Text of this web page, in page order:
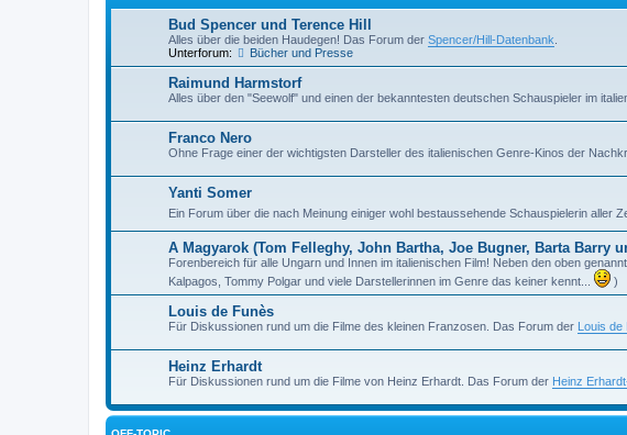
Bud Spencer und Terence Hill
Alles über die beiden Haudegen! Das Forum der Spencer/Hill-Datenbank
Unterforum:
Bücher und Presse
Raimund Harmstorf
Alles über den "Seewolf" und einen der bekanntesten deutschen Schauspieler im
Franco Nero
Ohne Frage einer der wichtigsten Darsteller des italienischen Genre-Kinos der
Yanti Somer
Ein Forum über die nach Meinung einiger wohl bestaussehende Schauspielerin aller
A Magyarok (Tom Felleghy, John Bartha, Joe Bugner, Barta Barry
Forenbereich für alle Ungarn und Innen im italienischen Film! Neben den oben
Kalpagos, Tommy Polgar und viele Darstellerinnen im Genre das keiner kennt...
)
Louis de Funès
Für Diskussionen rund um die Filme des kleinen Franzosen. Das Forum der Louis de
Heinz Erhardt
Für Diskussionen rund um die Filme von Heinz Erhardt. Das Forum der Heinz